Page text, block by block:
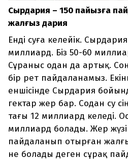
Сырдария – 150 пайызға
жалғыз дария
Енді суға келейік.
миллиард. Біз 50-60
Сұраныс одан да артық.
бір рет пайдаланамыз.
еншісінде Сырдария
гектар жер бар. Содан су
тағы 12 миллиард келеді.
миллиард болады. Жер
пайдаланып отырған
не болады деген сұрақ